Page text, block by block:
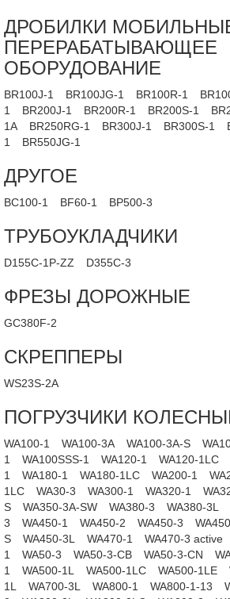
ДРОБИЛКИ
ПЕРЕРАБАТЫВАЮЩЕЕ
ОБОРУДОВАНИЕ
BR100J-1 BR100JG-1 BR100R-1
1
BR200J-1 BR200R-1 BR200S-1
1A
BR250RG-1 BR300J-1 BR300S-1
1
BR550JG-1
ДРУГОЕ
BC100-1 BF60-1 BP500-3
ТРУБОУКЛАДЧИКИ
D155C-1P-ZZ D355C-3
ФРЕЗЫ ДОРОЖНЫЕ
GC380F-2
СКРЕППЕРЫ
WS23S-2A
ПОГРУЗЧИКИ
WA100-1 WA100-3A WA100-3A-S
1
WA100SSS-1 WA120-1 WA120-1LC
1
WA180-1 WA180-1LC WA200-1
1LC
WA30-3 WA300-1 WA320-1
S
WA350-3A-SW WA380-3 WA380-3L
3
WA450-1 WA450-2 WA450-3
S
WA450-3L WA470-1 WA470-3 active
1
WA50-3 WA50-3-CB WA50-3-CN
1
WA500-1L WA500-1LC WA500-1LE
1L
WA700-3L WA800-1 WA800-1-13